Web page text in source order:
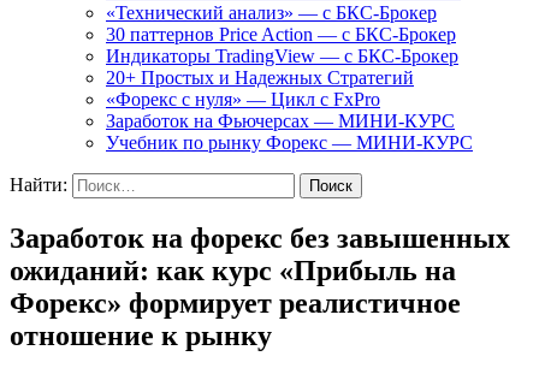
«Технический анализ» — с БКС-Брокер
30 паттернов Price Action — с БКС-Брокер
Индикаторы TradingView — с БКС-Брокер
20+ Простых и Надежных Стратегий
«Форекс с нуля» — Цикл с FxPro
Заработок на Фьючерсах — МИНИ-КУРС
Учебник по рынку Форекс — МИНИ-КУРС
Найти:
Заработок на форекс без завышенных
ожиданий: как курс «Прибыль на
Форекс» формирует реалистичное
отношение к рынку